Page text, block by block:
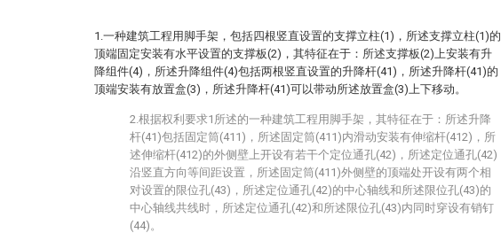
1.一种建筑工程用脚手架，包括四根竖直设置的支撑立柱(1)，所述支撑立柱(1)的
顶端固定安装有水平设置的支撑板(2)，其特征在于：所述支撑板(2)上安装有升
降组件(4)，所述升降组件(4)包括两根竖直设置的升降杆(41)，所述升降杆(41)的
顶端安装有放置盒(3)，所述升降杆(41)可以带动所述放置盒(3)上下移动。
2.根据权利要求1所述的一种建筑工程用脚手架，其特征在于：所述升降
杆(41)包括固定筒(411)，所述固定筒(411)内滑动安装有伸缩杆(412)，所
述伸缩杆(412)的外侧壁上开设有若干个定位通孔(42)，所述定位通孔(42)
沿竖直方向等间距设置，所述固定筒(411)外侧壁的顶端处开设有两个相
对设置的限位孔(43)，所述定位通孔(42)的中心轴线和所述限位孔(43)的
中心轴线共线时，所述定位通孔(42)和所述限位孔(43)内同时穿设有销钉
(44)。